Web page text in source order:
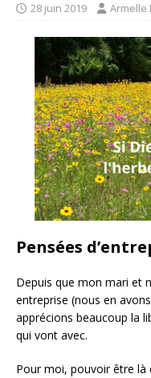
28 juin 2019 Armelle
Pensées
Depuis que mon mari et
entreprise (nous en
apprécions beaucoup la
qui vont avec.
Pour moi, pouvoir être là